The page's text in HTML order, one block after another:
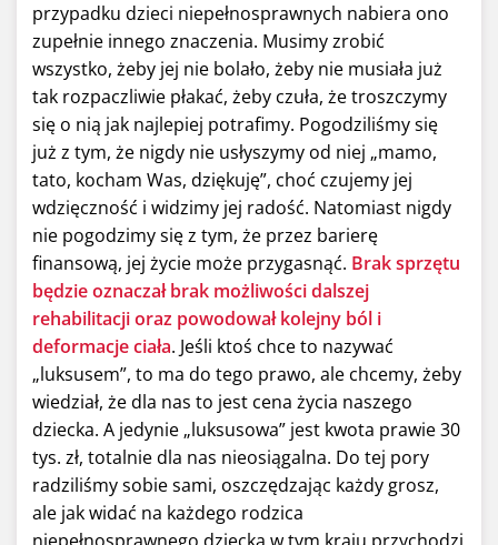
przypadku dzieci niepełnosprawnych nabiera ono
zupełnie innego znaczenia. Musimy zrobić
wszystko, żeby jej nie bolało, żeby nie musiała już
tak rozpaczliwie płakać, żeby czuła, że troszczymy
się o nią jak najlepiej potrafimy. Pogodziliśmy się
już z tym, że nigdy nie usłyszymy od niej „mamo,
tato, kocham Was, dziękuję”, choć czujemy jej
wdzięczność i widzimy jej radość. Natomiast nigdy
nie pogodzimy się z tym, że przez barierę
finansową, jej życie może przygasnąć. Brak sprzętu
będzie oznaczał brak możliwości dalszej
rehabilitacji oraz powodował kolejny ból i
deformacje ciała. Jeśli ktoś chce to nazywać
„luksusem”, to ma do tego prawo, ale chcemy, żeby
wiedział, że dla nas to jest cena życia naszego
dziecka. A jedynie „luksusowa” jest kwota prawie 30
tys. zł, totalnie dla nas nieosiągalna. Do tej pory
radziliśmy sobie sami, oszczędzając każdy grosz,
ale jak widać na każdego rodzica